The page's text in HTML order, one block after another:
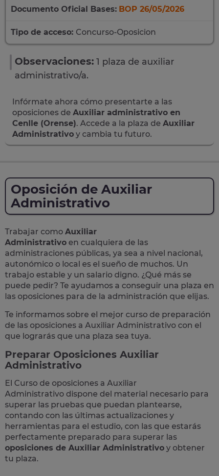
Documento Oficial Bases: BOP 26/05/2026
Tipo de acceso: Concurso-Oposicion
Observaciones: 1 plaza de auxiliar
administrativo/a.
Infórmate ahora cómo presentarte a las
oposiciones de Auxiliar administrativo en
Cenlle (Orense). Accede a la plaza de Auxiliar
Administrativo y cambia tu futuro.
Oposición de Auxiliar
Administrativo
Trabajar como Auxiliar
Administrativo en cualquiera de las
administraciones públicas, ya sea a nivel nacional,
autonómico o local es el sueño de muchos. Un
trabajo estable y un salario digno. ¿Qué más se
puede pedir? Te ayudamos a conseguir una plaza en
las oposiciones para de la administración que elijas.
Te informamos sobre el mejor curso de preparación
de las oposiciones a Auxiliar Administrativo con el
que lograrás que una plaza sea tuya.
Preparar Oposiciones Auxiliar
Administrativo
El Curso de oposiciones a Auxiliar
Administrativo dispone del material necesario para
superar las pruebas que puedan plantearse,
contando con las últimas actualizaciones y
herramientas para el estudio, con las que estarás
perfectamente preparado para superar las
oposiciones de Auxiliar Administrativo y obtener
tu plaza.